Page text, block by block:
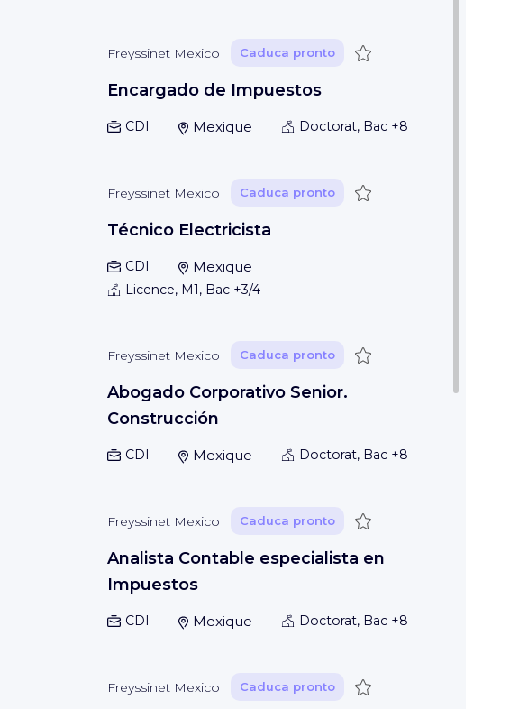
Freyssinet Mexico Caduca pronto Guardar
Encargado de Impuestos
CDI Mexique Doctorat, Bac +8
Freyssinet Mexico Caduca pronto Guardar
Técnico Electricista
CDI Mexique
Licence, M1, Bac +3/4
Freyssinet Mexico Caduca pronto Guardar
Abogado Corporativo Senior.
Construcción
CDI Mexique Doctorat, Bac +8
Freyssinet Mexico Caduca pronto Guardar
Analista Contable especialista en
Impuestos
CDI Mexique Doctorat, Bac +8
Freyssinet Mexico Caduca pronto Guardar